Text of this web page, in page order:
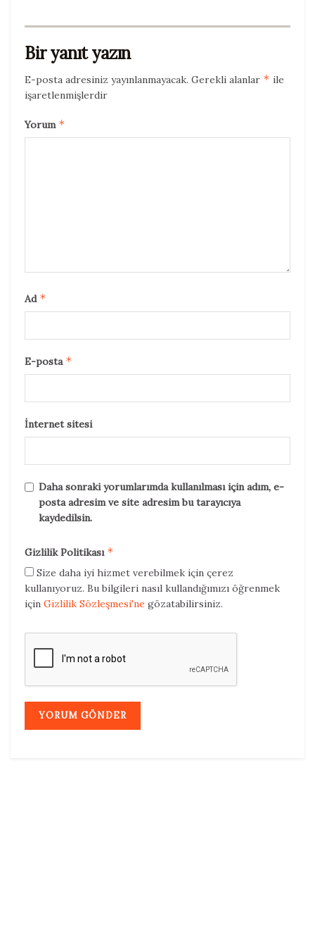
Bir yanıt yazın
E-posta adresiniz yayınlanmayacak. Gerekli alanlar * ile
işaretlenmişlerdir
Yorum *
Ad *
E-posta *
İnternet sitesi
Daha sonraki yorumlarımda kullanılması için adım, e-
posta adresim ve site adresim bu tarayıcıya
kaydedilsin.
Gizlilik Politikası *
Size daha iyi hizmet verebilmek için çerez
kullanıyoruz. Bu bilgileri nasıl kullandığımızı öğrenmek
için Gizlilik Sözleşmesi'ne gözatabilirsiniz.